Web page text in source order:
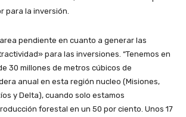
para la inversión.
pendiente en cuanto a generar las
para las inversiones. “Tenemos en
30 millones de metros cúbicos de
anual en esta región nucleo (Misiones,
y Delta), cuando solo estamos
forestal en un 50 por ciento. Unos 17